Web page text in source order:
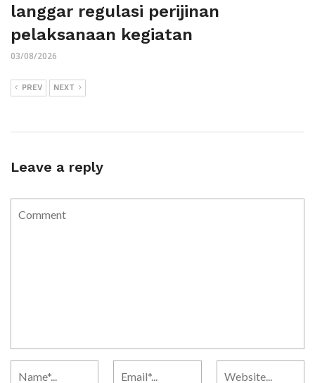
langgar regulasi perijinan
pelaksanaan kegiatan
03/08/2026
PREV NEXT
Leave a reply